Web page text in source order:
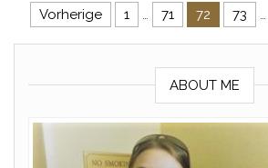
Vorherige 1 … 71 72 73 …
ABOUT ME